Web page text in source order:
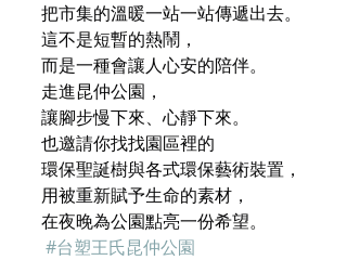
把市集的溫暖一站一站傳遞出去。
這不是短暫的熱鬧，
而是一種會讓人心安的陪伴。
走進昆仲公園，
讓腳步慢下來、心靜下來。
也邀請你找找園區裡的
環保聖誕樹與各式環保藝術裝置，
用被重新賦予生命的素材，
在夜晚為公園點亮一份希望。
#台塑王氏昆仲公園